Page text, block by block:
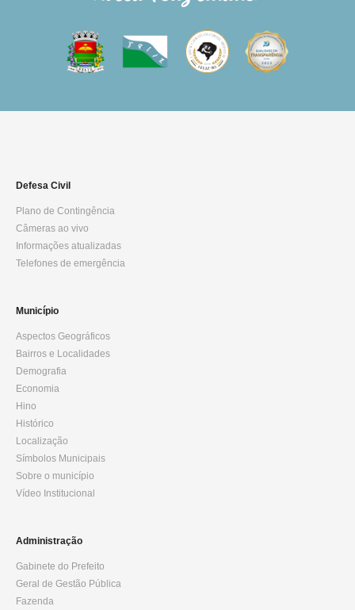
Defesa Civil
Plano de Contingência
Câmeras ao vivo
Informações atualizadas
Telefones de emergência
Município
Aspectos Geográficos
Bairros e Localidades
Demografia
Economia
Hino
Histórico
Localização
Símbolos Municipais
Sobre o município
Vídeo Institucional
Administração
Gabinete do Prefeito
Geral de Gestão Pública
Fazenda